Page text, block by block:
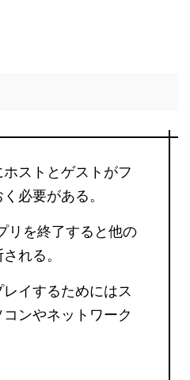
ストとゲストがフ
必要がある。
リを終了すると他の
れる。
イするためにはス
ンやネットワーク